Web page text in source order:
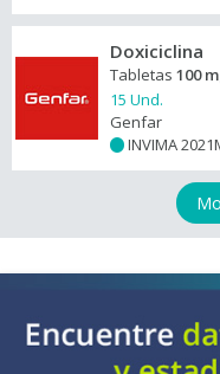
Doxiciclina
Tabletas 100
15 Und.
Genfar
INVIMA